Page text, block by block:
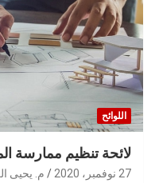
اللوائح
لائحة تنظيم ممارسة
27 نوفمبر، 2020 م. يحيى